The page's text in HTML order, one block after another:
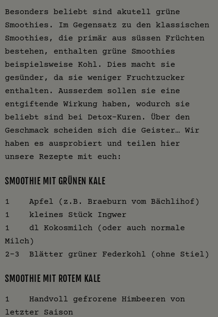
Besonders beliebt sind akutell grüne
Smoothies. Im Gegensatz zu den klassischen
Smoothies, die primär aus süssen Früchten
bestehen, enthalten grüne Smoothies
beispielsweise Kohl. Dies macht sie
gesünder, da sie weniger Fruchtzucker
enthalten. Ausserdem sollen sie eine
entgiftende Wirkung haben, wodurch sie
beliebt sind bei Detox-Kuren. Über den
Geschmack scheiden sich die Geister… Wir
haben es ausprobiert und teilen hier
unsere Rezepte mit euch:
SMOOTHIE MIT GRÜNEN KALE
1 Apfel (z.B. Braeburn vom Bächlihof)
1 kleines Stück Ingwer
1 dl Kokosmilch (oder auch normale
Milch)
2-3 Blätter grüner Federkohl (ohne Stiel)
SMOOTHIE MIT ROTEM KALE
1 Handvoll gefrorene Himbeeren von
letzter Saison